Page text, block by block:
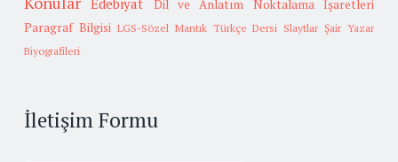
Edebiyat Dil ve Anlatım
Noktalama İşaretleri
Paragraf Bilgisi LGS-Sözel Mantık Türkçe Dersi Slaytlar Şair Yazar
Biyografileri
İletişim Formu